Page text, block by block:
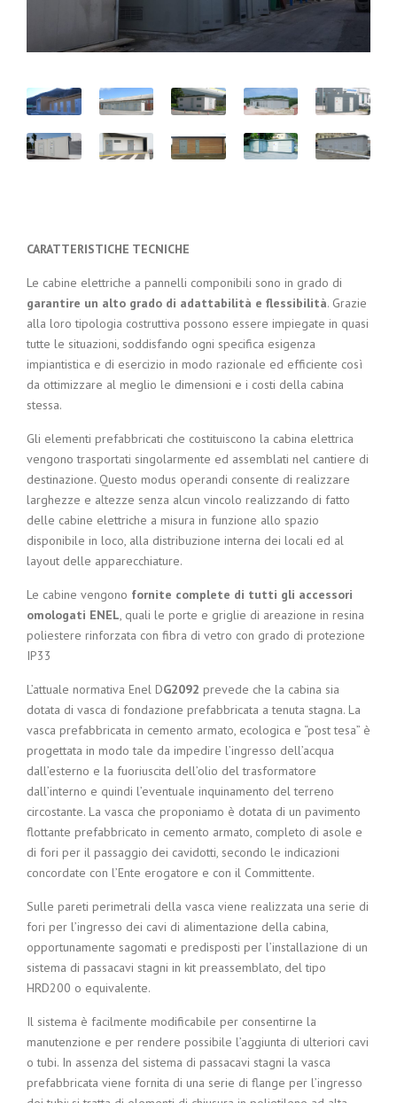
CARATTERISTICHE TECNICHE
Le cabine elettriche a pannelli componibili sono in grado di
garantire un alto grado di adattabilità e flessibilità. Grazie
alla loro tipologia costruttiva possono essere impiegate in quasi
tutte le situazioni, soddisfando ogni specifica esigenza
impiantistica e di esercizio in modo razionale ed efficiente così
da ottimizzare al meglio le dimensioni e i costi della cabina
stessa.
Gli elementi prefabbricati che costituiscono la cabina elettrica
vengono trasportati singolarmente ed assemblati nel cantiere di
destinazione. Questo modus operandi consente di realizzare
larghezze e altezze senza alcun vincolo realizzando di fatto
delle cabine elettriche a misura in funzione allo spazio
disponibile in loco, alla distribuzione interna dei locali ed al
layout delle apparecchiature.
Le cabine vengono fornite complete di tutti gli accessori
omologati ENEL, quali le porte e griglie di areazione in resina
poliestere rinforzata con fibra di vetro con grado di protezione
IP33
L’attuale normativa Enel DG2092 prevede che la cabina sia
dotata di vasca di fondazione prefabbricata a tenuta stagna. La
vasca prefabbricata in cemento armato, ecologica e “post tesa” è
progettata in modo tale da impedire l’ingresso dell’acqua
dall’esterno e la fuoriuscita dell’olio del trasformatore
dall’interno e quindi l’eventuale inquinamento del terreno
circostante. La vasca che proponiamo è dotata di un pavimento
flottante prefabbricato in cemento armato, completo di asole e
di fori per il passaggio dei cavidotti, secondo le indicazioni
concordate con l’Ente erogatore e con il Committente.
Sulle pareti perimetrali della vasca viene realizzata una serie di
fori per l’ingresso dei cavi di alimentazione della cabina,
opportunamente sagomati e predisposti per l’installazione di un
sistema di passacavi stagni in kit preassemblato, del tipo
HRD200 o equivalente.
Il sistema è facilmente modificabile per consentirne la
manutenzione e per rendere possibile l’aggiunta di ulteriori cavi
o tubi. In assenza del sistema di passacavi stagni la vasca
prefabbricata viene fornita di una serie di flange per l’ingresso